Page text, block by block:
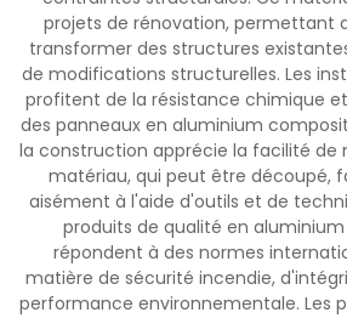
projets de rénovation, permettant
transformer des structures
de modifications structurelles. Les
profitent de la résistance chimique
des panneaux en aluminium
la construction apprécie la facilité
matériau, qui peut être découpé,
aisément à l'aide d'outils et de
produits de qualité en
répondent à des normes
matière de sécurité incendie,
performance environnementale. Les